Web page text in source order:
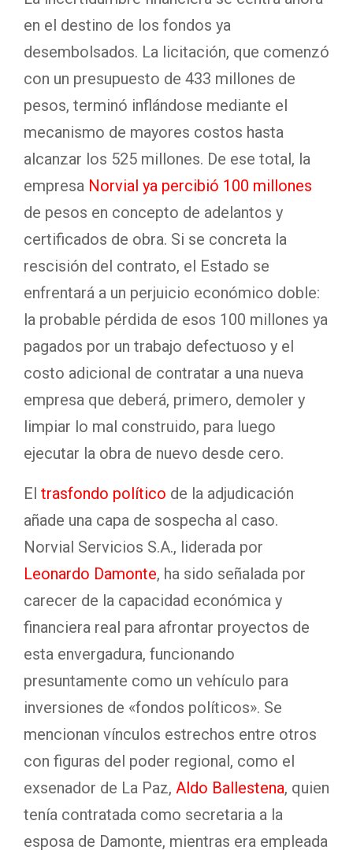
en el destino de los fondos ya
desembolsados. La licitación, que comenzó
con un presupuesto de 433 millones de
pesos, terminó inflándose mediante el
mecanismo de mayores costos hasta
alcanzar los 525 millones. De ese total, la
empresa Norvial ya percibió 100 millones
de pesos en concepto de adelantos y
certificados de obra. Si se concreta la
rescisión del contrato, el Estado se
enfrentará a un perjuicio económico doble:
la probable pérdida de esos 100 millones ya
pagados por un trabajo defectuoso y el
costo adicional de contratar a una nueva
empresa que deberá, primero, demoler y
limpiar lo mal construido, para luego
ejecutar la obra de nuevo desde cero.
El trasfondo político de la adjudicación
añade una capa de sospecha al caso.
Norvial Servicios S.A., liderada por
Leonardo Damonte, ha sido señalada por
carecer de la capacidad económica y
financiera real para afrontar proyectos de
esta envergadura, funcionando
presuntamente como un vehículo para
inversiones de «fondos políticos». Se
mencionan vínculos estrechos entre otros
con figuras del poder regional, como el
exsenador de La Paz, Aldo Ballestena, quien
tenía contratada como secretaria a la
esposa de Damonte, mientras era empleada